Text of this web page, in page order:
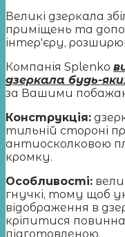
Великі дзеркала
приміщень та
інтер'єру,
Компанія Splenko
дзеркала будь-
за Вашими
Конструкція:
тильній стороні
антиосколковою
кромку.
Особливості:
гнучкі, тому щоб
відображення в
кріпитися
підготовленою.